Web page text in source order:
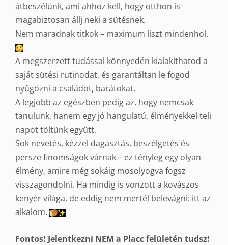
átbeszélünk, ami ahhoz kell, hogy otthon is
magabiztosan állj neki a sütésnek.
Nem maradnak titkok – maximum liszt mindenhol.
A megszerzett tudással könnyedén kialakíthatod a
saját sütési rutinodat, és garantáltan le fogod
nyűgözni a családot, barátokat.
A legjobb az egészben pedig az, hogy nemcsak
tanulunk, hanem egy jó hangulatú, élményekkel teli
napot töltünk együtt.
Sok nevetés, kézzel dagasztás, beszélgetés és
persze finomságok várnak – ez tényleg egy olyan
élmény, amire még sokáig mosolyogva fogsz
visszagondolni. Ha mindig is vonzott a kovászos
kenyér világa, de eddig nem mertél belevágni: itt az
alkalom.
Fontos! Jelentkezni NEM a Placc felületén tudsz!